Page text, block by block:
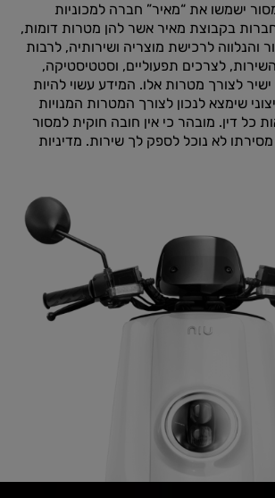
ישמשו את “מאיר” חברה למכוניות
חברות בקבוצת מאיר אשר להן מטרות דומות,
והנלווה לרכישת מוצריה ושירותיה, לרבות
השירות, לצרכים תפעוליים, וסטטיסטיקה,
ישיר לצורך מטרות אלו. המידע עשוי להיות
שימצא לנכון לצורך המטרות המנויות
כל דין. מובהר כי אין חובה חוקית למסור
לא נוכל לספק לך שירות. מדיניות